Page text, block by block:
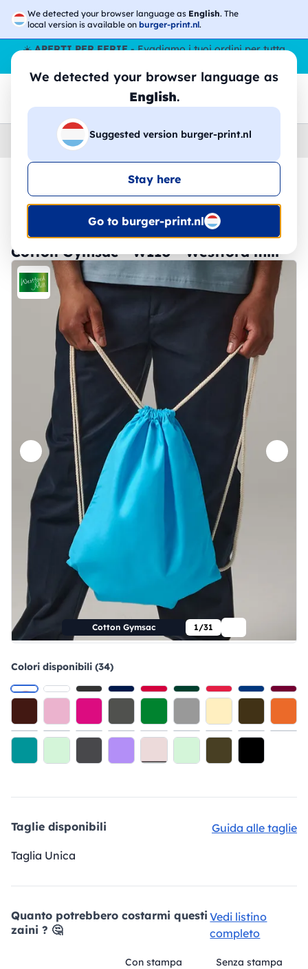
We detected your browser language as English. The
local version is available on burger-print.nl.
We detected your browser language as
English.
Suggested version burger-print.nl
Stay here
Go to burger-print.nl
☀️APERTI PER FERIE- Evadiamo i tuoi ordini per tutta
Accessori › Zaini
🔥 -30% Stampa DTF
Cotton Gymsac - W110 - Westford mill
Cotton Gymsac 1/31
Colori disponibili (34)
Taglie disponibili
Guida alle taglie
Taglia Unica
Quanto potrebbero costarmi questi
zaini ? 🤔
Vedi listino
completo
Con stampa Senza stampa